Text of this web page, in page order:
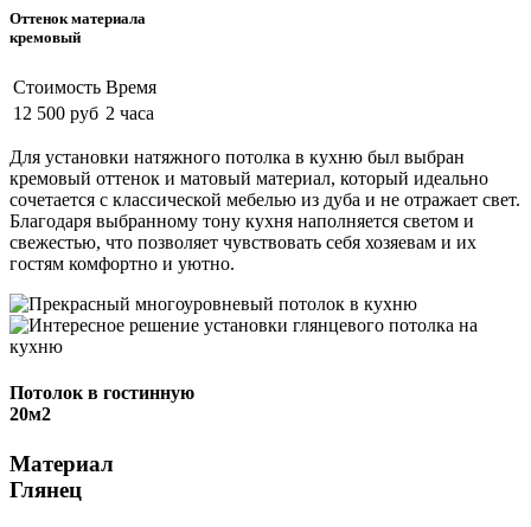
Оттенок материала
кремовый
Стоимость Время
12 500 руб 2 часа
Для установки натяжного потолка в кухню был выбран
кремовый оттенок и матовый материал, который идеально
сочетается с классической мебелью из дуба и не отражает свет.
Благодаря выбранному тону кухня наполняется светом и
свежестью, что позволяет чувствовать себя хозяевам и их
гостям комфортно и уютно.
Потолок в гостинную
20м2
Материал
Глянец